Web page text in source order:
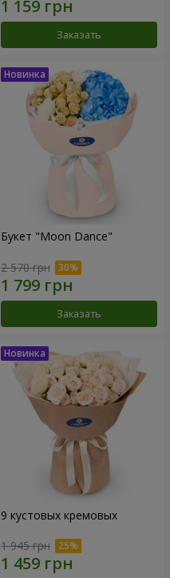
Заказать
Букет "Moon Dance"
2 570 грн
Заказать
9 кустовых кремовых
1 945 грн